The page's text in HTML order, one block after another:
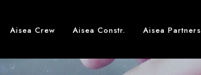
Aisea Crew Aisea Constr. Aisea Partners